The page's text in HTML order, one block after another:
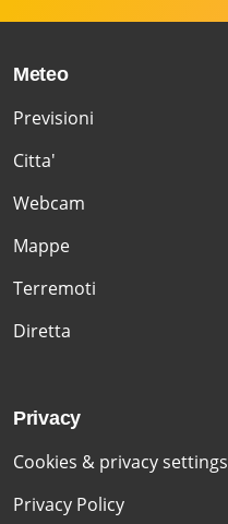
Meteo
Previsioni
Citta'
Webcam
Mappe
Terremoti
Diretta
Privacy
Cookies & privacy settings
Privacy Policy